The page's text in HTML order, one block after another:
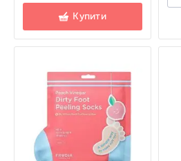
Купити